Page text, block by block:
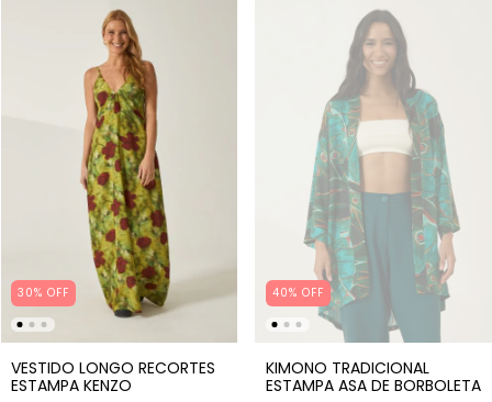
30% OFF
VESTIDO LONGO RECORTES
ESTAMPA KENZO
40% OFF
KIMONO TRADICIONAL
ESTAMPA ASA DE BORBOLETA